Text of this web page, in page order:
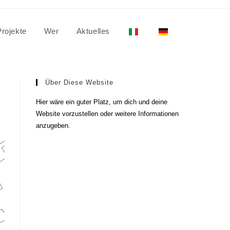
Wer Aktuelles
Über Diese Website
Hier wäre ein guter Platz, um dich und deine
Website vorzustellen oder weitere Informationen
anzugeben.